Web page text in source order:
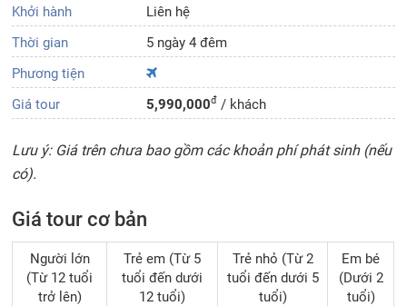
Khởi hành
Liên hệ
Thời gian
5 ngày 4 đêm
Phương tiện
Giá tour
5,990,000đ / khách
Lưu ý: Giá trên chưa bao gồm các khoản phí phát sinh (nếu
có).
Giá tour cơ bản
Người lớn
(Từ 12 tuổi
trở lên)
Trẻ em (Từ 5
tuổi đến dưới
12 tuổi)
Trẻ nhỏ (Từ 2
tuổi đến dưới 5
tuổi)
Em bé
(Dưới 2
tuổi)